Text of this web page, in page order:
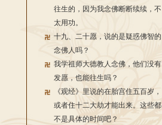
往生的，因为我念佛断断续续，不
太用功。
十九、二十愿，说的是疑惑佛智的
念佛人吗？
我学祖师大德教人念佛，他们没有
发愿，也能往生吗？
《观经》里说的在胎宫住五百岁，
或者住十二大劫才能出来。这些都
不是具体的时间吧？